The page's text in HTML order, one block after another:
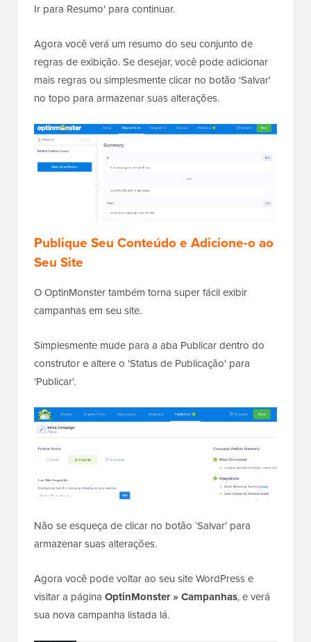
Ir para Resumo' para continuar.
Agora você verá um resumo do seu conjunto de
regras de exibição. Se desejar, você pode adicionar
mais regras ou simplesmente clicar no botão 'Salvar'
no topo para armazenar suas alterações.
Publique Seu Conteúdo e Adicione-o ao
Seu Site
O OptinMonster também torna super fácil exibir
campanhas em seu site.
Simplesmente mude para a aba Publicar dentro do
construtor e altere o 'Status de Publicação' para
'Publicar'.
Não se esqueça de clicar no botão ‘Salvar’ para
armazenar suas alterações.
Agora você pode voltar ao seu site WordPress e
visitar a página OptinMonster » Campanhas, e verá
sua nova campanha listada lá.